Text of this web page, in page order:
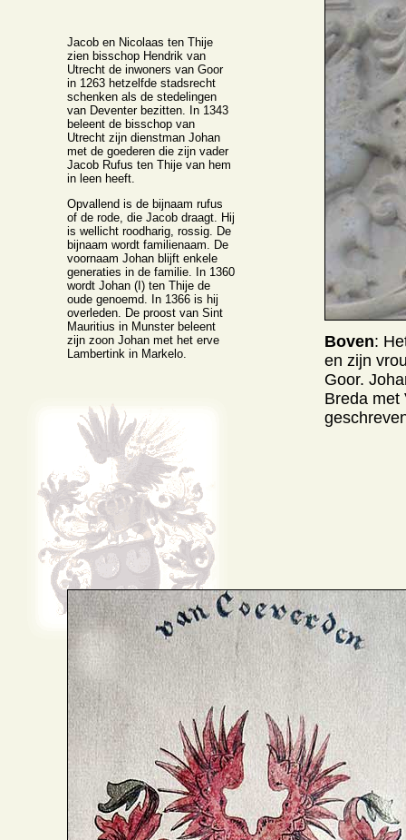
Jacob en Nicolaas ten Thije
zien bisschop Hendrik van
Utrecht de inwoners van Goor
in 1263 hetzelfde stadsrecht
schenken als de stedelingen
van Deventer bezitten. In 1343
beleent de bisschop van
Utrecht zijn dienstman Johan
met de goederen die zijn vader
Jacob Rufus ten Thije van hem
in leen heeft.
Opvallend is de bijnaam rufus
of de rode, die Jacob draagt. Hij
is wellicht roodharig, rossig. De
bijnaam wordt familienaam. De
voornaam Johan blijft enkele
generaties in de familie. In 1360
wordt Johan (I) ten Thije de
oude genoemd. In 1366 is hij
overleden. De proost van Sint
Mauritius in Munster beleent
zijn zoon Johan met het erve
Lambertink in Markelo.
Boven:
en zijn
Goor.
Breda met